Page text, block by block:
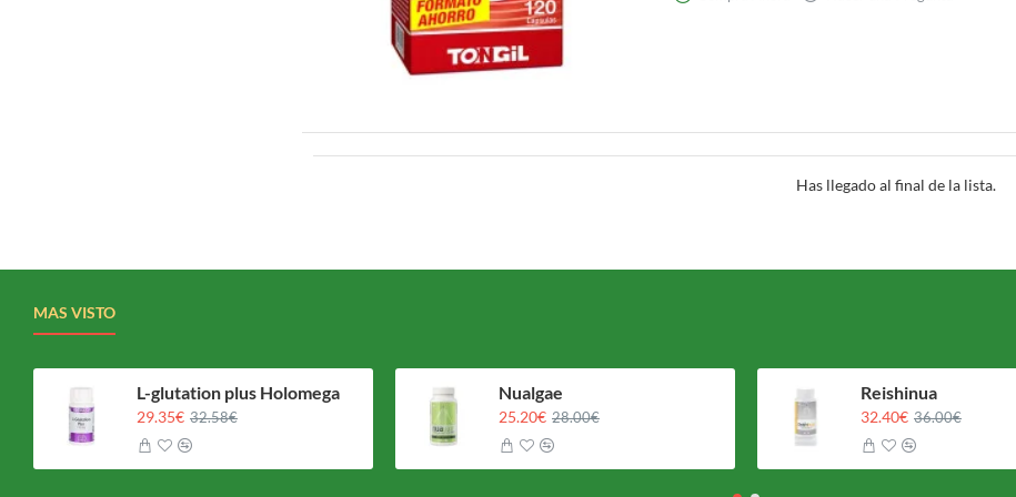
Las alcachofas contienen antioxidantes y compuestos antiinflamatorios que pueden ayudar a reducir la
con diversas afecciones de salud, incluidas enfermedades cardíacas, cáncer y artritis.
Aquí te dejamos algunos datos interesantes sobre las alcachofas que quizás no conozcas:
La alcachofa más grande jamás cultivada pesaba más de 10 libras y se cultivaba en California.
Las alcachofas son la verdura oficial del estado de California.
Hay más de 140 variedades de alcachofas, pero sólo unas 40 son comestibles.
Has llegado al final de la lista.
MAS VISTO
L-glutation plus Holomega
29.35€ 32.58€
Nualgae
25.20€ 28.00€
Reishinua
32.40€ 36.00€